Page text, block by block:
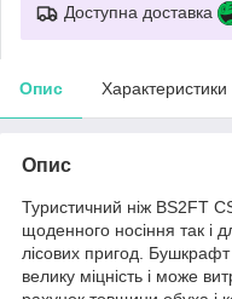
Доступна доставка
Опис Характеристики
Опис
Туристичний ніж BS2FT
щоденного носіння так і
лісових пригод.
велику міцність і може